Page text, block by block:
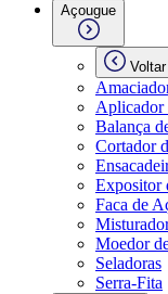
Açougue
Voltar
Aplicador
Balança
Cortador
Expositor
Faca de
Moedor
Seladoras
Serra-Fita